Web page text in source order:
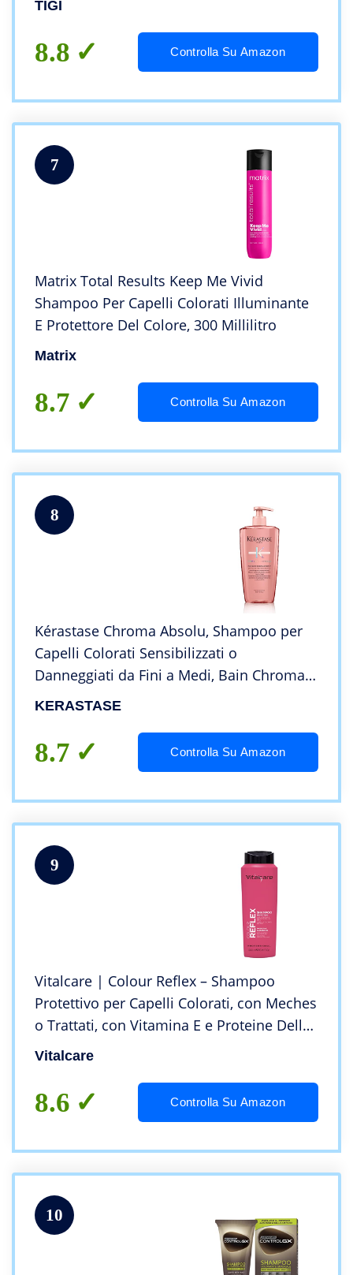
TIGI
8.8 Controlla Su Amazon
7
Matrix Total Results Keep Me Vivid
Shampoo Per Capelli Colorati Illuminante
E Protettore Del Colore, 300 Millilitro
Matrix
8.7 Controlla Su Amazon
8
Kérastase Chroma Absolu, Shampoo per
Capelli Colorati Sensibilizzati o
Danneggiati da Fini a Medi, Bain Chroma
Respect, 500 ml
KERASTASE
8.7 Controlla Su Amazon
9
Vitalcare | Colour Reflex – Shampoo
Protettivo per Capelli Colorati, con Meches
o Trattati, con Vitamina E e Proteine Della
Seta, per Capelli più Morbidi e Brillanti,
Vitalcare
8.6 Controlla Su Amazon
10